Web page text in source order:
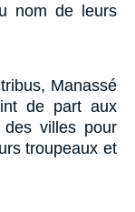
nom de leurs
Manassé
de part aux
villes pour
troupeaux et